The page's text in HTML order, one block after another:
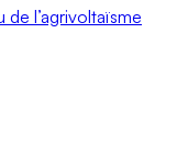
l’agrivoltaïsme